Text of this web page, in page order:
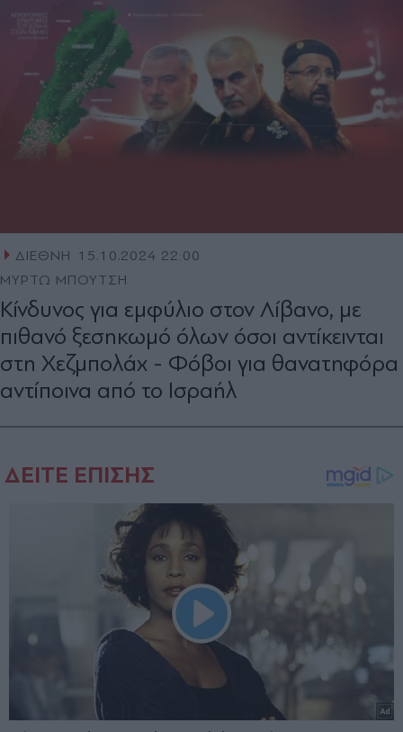
ΔΙΕΘΝΗ
15.10.2024 22:00
ΜΥΡΤΩ ΜΠΟΥΤΣΗ
Κίνδυνος για εµφύλιο στον Λίβανο, µε
πιθανό ξεσηκωµό όλων όσοι αντίκεινται
στη Χεζµπολάχ - Φόβοι για θανατηφόρα
αντίποινα από το Ισραήλ